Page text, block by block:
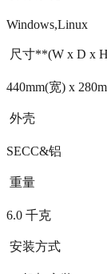
Windows,Linux
 尺寸**(W x D x
440mm(宽) x
 外壳
SECC&铝
 重量
6.0 千克
 安装方式